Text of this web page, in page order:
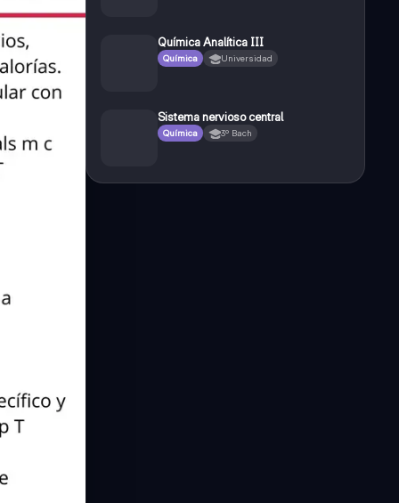
Química Analítica III
Química Universidad
Sistema nervioso central
Química 3º Bach